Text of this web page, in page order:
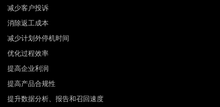
减少客户投诉
消除返工成本
减少计划外停机时间
优化过程效率
提高企业利润
提高产品合规性
提升数据分析、报告和召回速度